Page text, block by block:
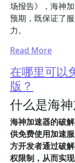
场报告》，海神
预期，既保证了
力。
Read More
在哪里可以
版？
什么是海
海神加速器的破
供免费使用加速
方开发者通过破
权限制，从而实